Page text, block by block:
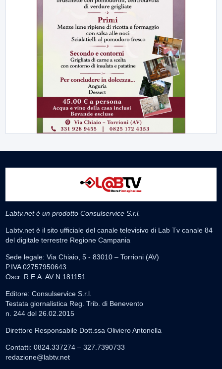
Labtv.net è un prodotto Consulservice S.r.l.
Labtv.net è il sito ufficiale del canale televisivo di Lab Tv canale 84
del digitale terrestre Regione Campania
Sede legale: Via Chiaio, 5 - 83010 – Torrioni (AV)
P.IVA 02757950643
Oscr. R.E.A. AV N.181151
Editore: Consulservice S.r.l.
Testata giornalistica Reg. Trib. di Benevento
n. 244 del 26.02.2015
Direttore Responsabile Dott.ssa Oliviero Antonella
Contatti: 0824.337274 – 327.7390733
redazione@labtv.net